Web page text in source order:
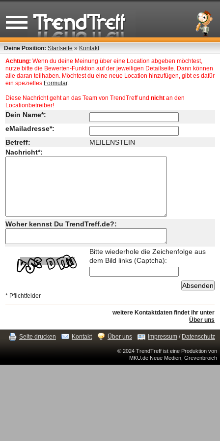
Deine Position: Startseite » Kontakt
Achtung: Wenn du deine Meinung über eine Location abgeben möchtest,
nutze bitte die Bewerten-Funktion auf der jeweiligen Detailseite. Dann können
alle daran teilhaben. Möchtest du eine neue Location hinzufügen, gibt es dafür
ein spezielles Formular.
Diese Nachricht geht an das Team von TrendTreff und nicht an den
Locationbetreiber!
Dein Name*:
eMailadresse*:
Betreff:
MEILENSTEIN
Nachricht*:
Woher kennst Du TrendTreff.de?:
Bitte wiederhole die Zeichenfolge aus
dem Bild links (Captcha):
* Pflichtfelder
weitere Kontaktdaten findet ihr unter
Über uns
Seite drucken Kontakt Über uns Impressum / Datenschutz
© 2024 TrendTreff ist eine Produktion von
MKU.de Neue Medien, Grevenbroich